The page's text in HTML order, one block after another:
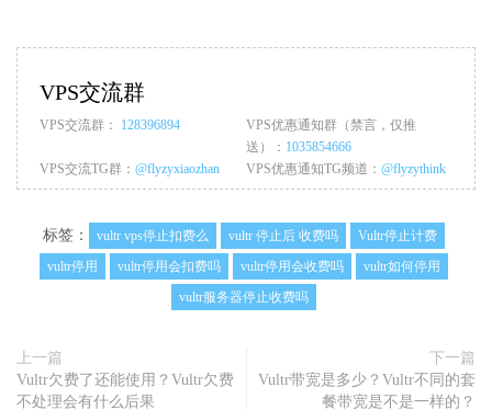
VPS交流群
VPS交流群： 128396894
VPS优惠通知群（禁言，仅推
送）： 1035854666
VPS交流TG群： @flyzyxiaozhan VPS优惠通知TG频道： @flyzythink
标签： vultr vps停止扣费么 vultr 停止后 收费吗
Vultr停止计费
vultr停用
vultr停用会扣费吗 vultr停用会收费吗
vultr如何停用
vultr服务器停止收费吗
上一篇
Vultr欠费了还能使用？Vultr欠费
不处理会有什么后果
下一篇
Vultr带宽是多少？Vultr不同的套
餐带宽是不是一样的？